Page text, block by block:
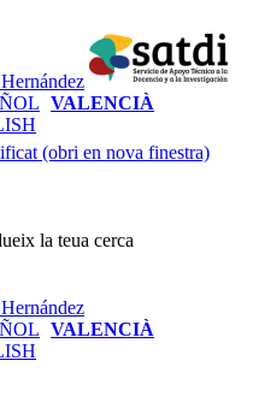
VALENCIÀ
(obri en nova finestra)
la teua cerca
VALENCIÀ